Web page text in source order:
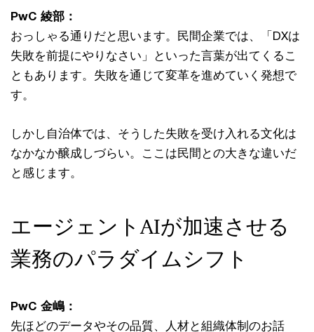
PwC 綾部：
おっしゃる通りだと思います。民間企業では、「DXは
失敗を前提にやりなさい」といった言葉が出てくるこ
ともあります。失敗を通じて変革を進めていく発想で
す。
しかし自治体では、そうした失敗を受け入れる文化は
なかなか醸成しづらい。ここは民間との大きな違いだ
と感じます。
エージェントAIが加速させる
業務のパラダイムシフト
PwC 金嶋：
先ほどのデータやその品質、人材と組織体制のお話